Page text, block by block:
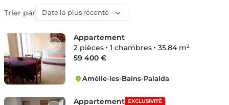
Trier par Date la plus récente
Appartement
2 pièces
1 chambres
35.84 m²
59 400 €
Amélie-les-Bains-Palalda
Appartement EXCLUSIVITÉ